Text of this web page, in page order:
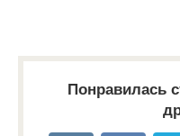
Понравилась